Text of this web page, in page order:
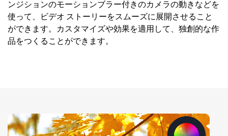
ンジションのモーションブラー付きのカメラの動きなどを
使って、ビデオ ストーリーをスムーズに展開させること
ができます。カスタマイズや効果を適用して、独創的な作
品をつくることができます。